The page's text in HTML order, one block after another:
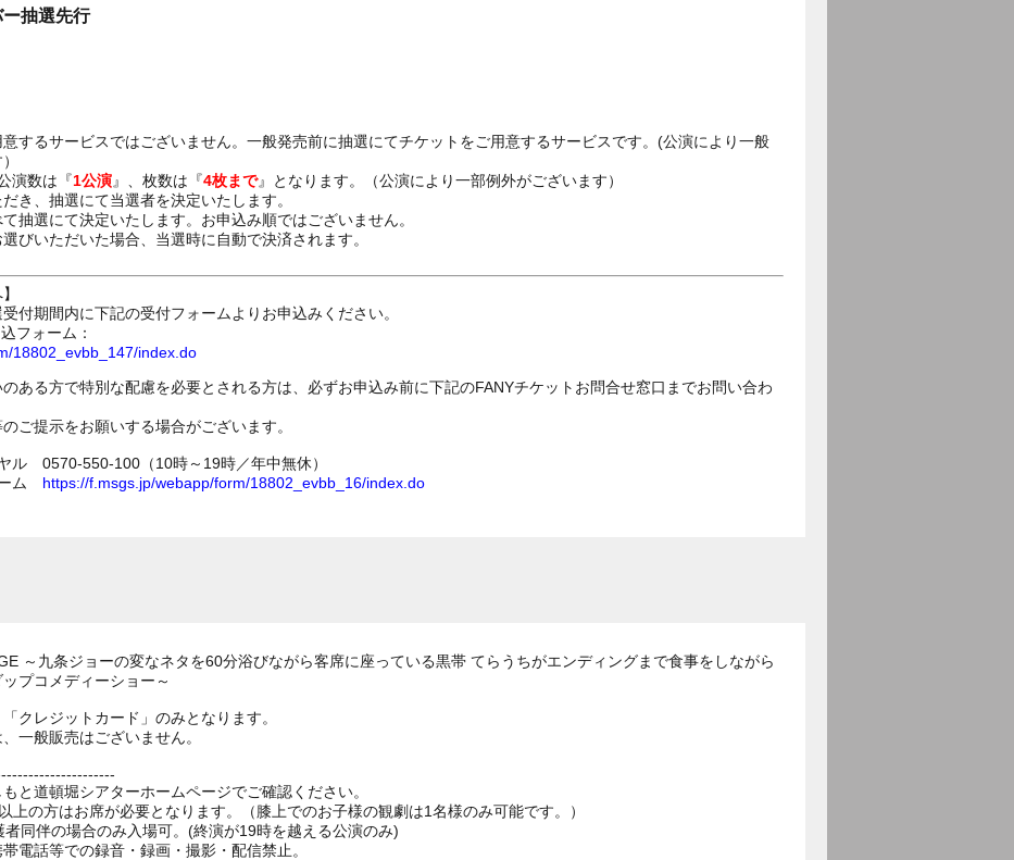
抽選先行
意するサービスではございません。一般発売前に抽選にてチケットをご用意するサービスです。(公演により一般
演数は『1公演』、枚数は『4枚まで』となります。（公演により一部例外がございます）
き、抽選にて当選者を決定いたします。
抽選にて決定いたします。お申込み順ではございません。
びいただいた場合、当選時に自動で決済されます。
付期間内に下記の受付フォームよりお申込みください。
フォーム：
18802_evbb_147/index.do
ある方で特別な配慮を必要とされる方は、必ずお申込み前に下記のFANYチケットお問合せ窓口までお問い合わ
ご提示をお願いする場合がございます。
ル 0570-550-100（10時～19時／年中無休）
ム https://f.msgs.jp/webapp/form/18802_evbb_16/index.do
～九条ジョーの変なネタを60分浴びながら客席に座っている黒帯 てらうちがエンディングまで食事をしながら
プコメディーショー～
クレジットカード」のみとなります。
一般販売はございません。
と道頓堀シアターホームページでご確認ください。
の方はお席が必要となります。（膝上でのお子様の観劇は1名様のみ可能です。）
同伴の場合のみ入場可。(終演が19時を越える公演のみ)
電話等での録音・録画・撮影・配信禁止。